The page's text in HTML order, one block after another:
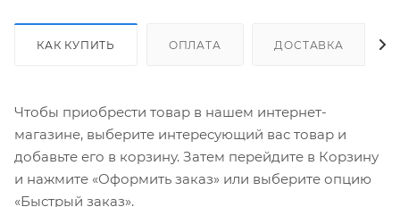
КАК КУПИТЬ ОПЛАТА ДОСТАВКА
Чтобы приобрести товар в нашем интернет-
магазине, выберите интересующий вас товар и
добавьте его в корзину. Затем перейдите в Корзину
и нажмите «Оформить заказ» или выберите опцию
«Быстрый заказ».